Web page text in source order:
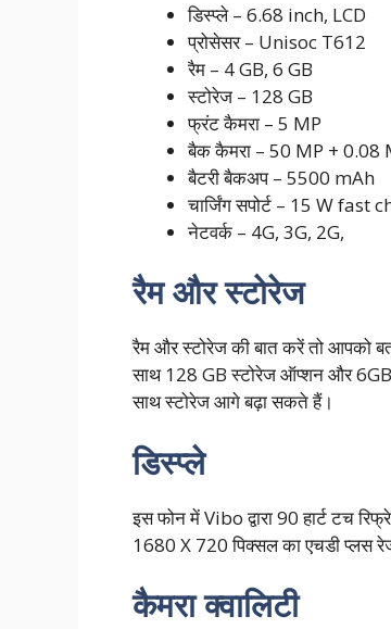
डिस्प्ले – 6.68 inch, LCD
प्रोसेसर – Unisoc T612
रैम – 4 GB, 6 GB
स्टोरेज – 128 GB
फ्रंट कैमरा – 5 MP
बैक कैमरा – 50 MP + 0.08
बैटरी बैकअप – 5500 mAh
चार्जिंग सपोर्ट – 15 W fast
नेटवर्क – 4G, 3G, 2G,
रैम और स्टोरेज
रैम और स्टोरेज की बात करें तो आपको
साथ 128 GB स्टोरेज ऑप्शन और 6GB
साथ स्टोरेज आगे बढ़ा सकते हैं।
डिस्प्ले
इस फोन में Vibo द्वारा 90 हार्ट टच
1680 X 720 पिक्सल का एचडी प्लस
कैमरा क्वालिटी